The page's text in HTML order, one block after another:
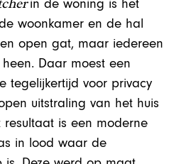
in de woning is het
woonkamer en de hal
open gat, maar iedereen
Daar moest een
tegelijkertijd voor privacy
uitstraling van het huis
resultaat is een moderne
in lood waar de